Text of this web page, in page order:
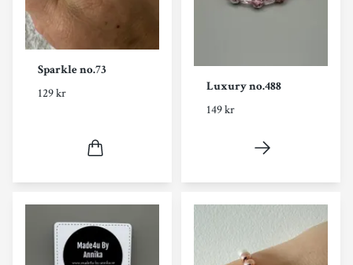
Sparkle no.73
129 kr
Luxury no.488
149 kr